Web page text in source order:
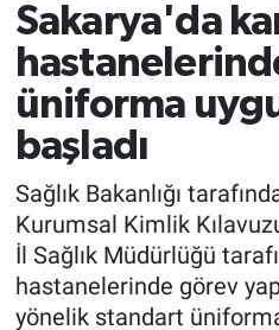
Sakarya'da
üniforma
başladı
Sağlık Bakanlığı
Kurumsal Kimlik
İl Sağlık Müdürlüğü
hastanelerinde görev
yönelik standart